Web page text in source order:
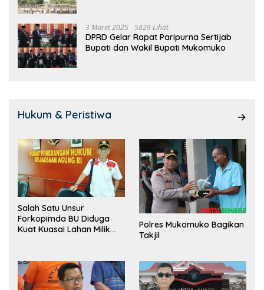
3 Maret 2025 5829 Lihat
DPRD Gelar Rapat Paripurna Sertijab
Bupati dan Wakil Bupati Mukomuko
Hukum & Peristiwa
Salah Satu Unsur
Forkopimda BU Diduga
Kuat Kuasai Lahan Milik
Polres Mukomuko Bagikan
Takjil